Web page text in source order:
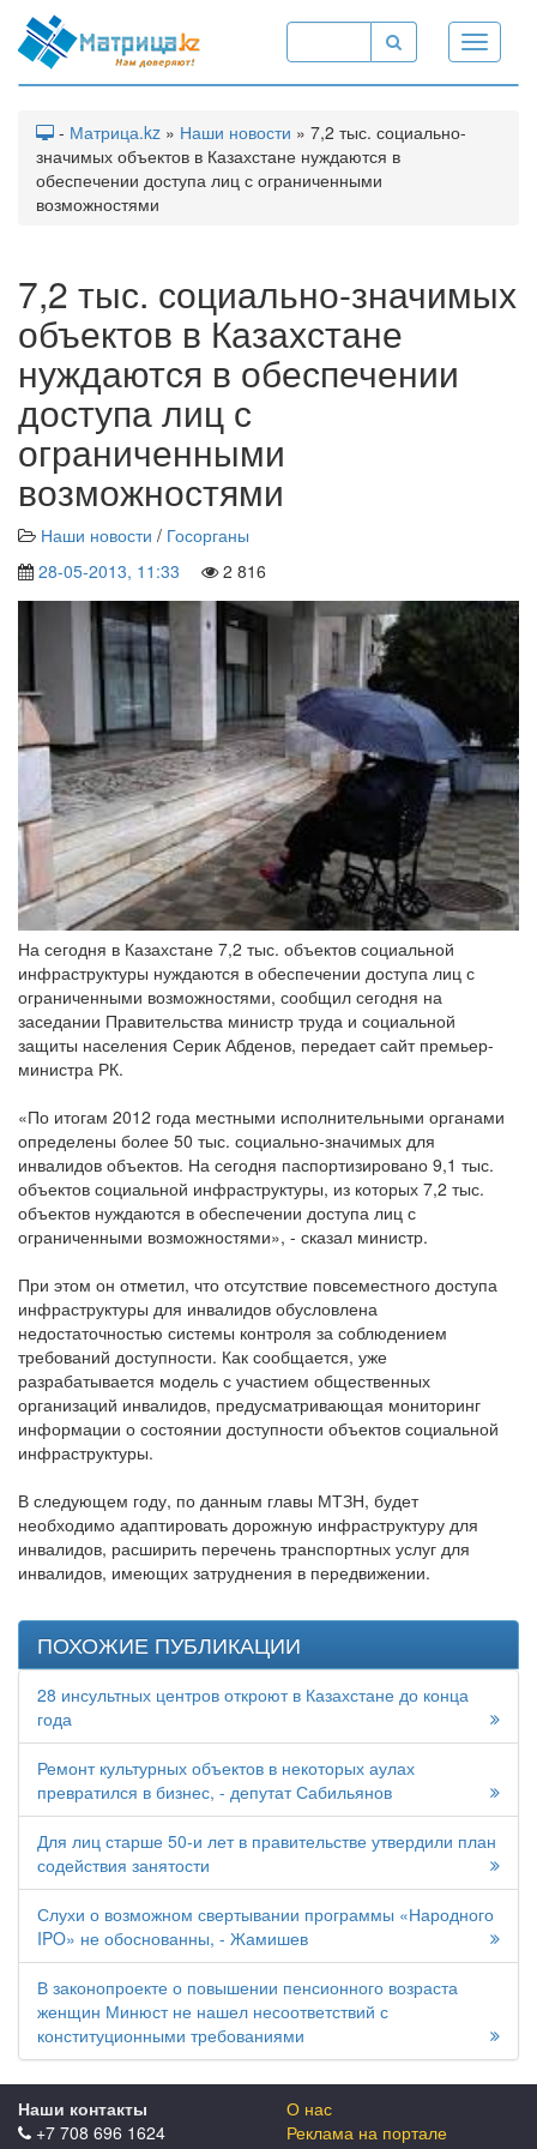
Toggle
- Матрица.kz » Наши новости » 7,2 тыс. социально-
значимых объектов в Казахстане нуждаются в
обеспечении доступа лиц с ограниченными
возможностями
7,2 тыс. социально-значимых
объектов в Казахстане
нуждаются в обеспечении
доступа лиц с
ограниченными
возможностями
Наши новости / Госорганы
28-05-2013, 11:33
2 816
На сегодня в Казахстане 7,2 тыс. объектов социальной
инфраструктуры нуждаются в обеспечении доступа лиц с
ограниченными возможностями, сообщил сегодня на
заседании Правительства министр труда и социальной
защиты населения Серик Абденов, передает сайт премьер-
министра РК.
«По итогам 2012 года местными исполнительными органами
определены более 50 тыс. социально-значимых для
инвалидов объектов. На сегодня паспортизировано 9,1 тыс.
объектов социальной инфраструктуры, из которых 7,2 тыс.
объектов нуждаются в обеспечении доступа лиц с
ограниченными возможностями», - сказал министр.
При этом он отметил, что отсутствие повсеместного доступа
инфраструктуры для инвалидов обусловлена
недостаточностью системы контроля за соблюдением
требований доступности. Как сообщается, уже
разрабатывается модель с участием общественных
организаций инвалидов, предусматривающая мониторинг
информации о состоянии доступности объектов социальной
инфраструктуры.
В следующем году, по данным главы МТЗН, будет
необходимо адаптировать дорожную инфраструктуру для
инвалидов, расширить перечень транспортных услуг для
инвалидов, имеющих затруднения в передвижении.
ПОХОЖИЕ ПУБЛИКАЦИИ
28 инсультных центров откроют в Казахстане до конца
года
Ремонт культурных объектов в некоторых аулах
превратился в бизнес, - депутат Сабильянов
Для лиц старше 50-и лет в правительстве утвердили план
содействия занятости
Слухи о возможном свертывании программы «Народного
IPO» не обоснованны, - Жамишев
В законопроекте о повышении пенсионного возраста
женщин Минюст не нашел несоответствий с
конституционными требованиями
Наши контакты
+7 708 696 1624
О нас
Реклама на портале